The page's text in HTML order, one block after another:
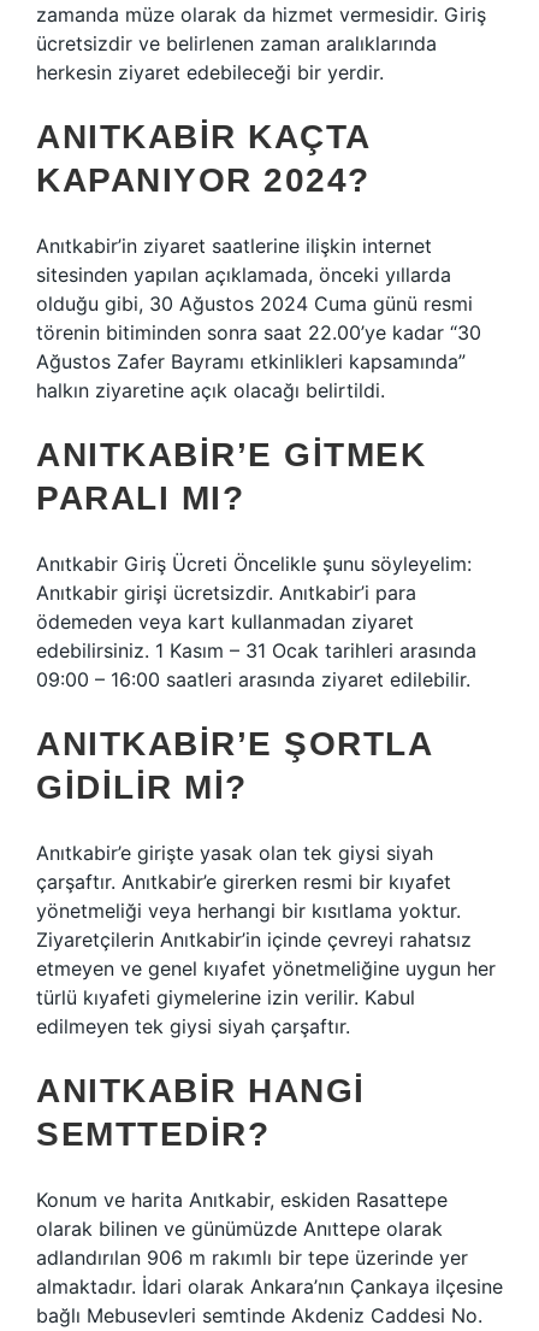
zamanda müze olarak da hizmet vermesidir. Giriş
ücretsizdir ve belirlenen zaman aralıklarında
herkesin ziyaret edebileceği bir yerdir.
ANITKABIR KAÇTA
KAPANIYOR 2024?
Anıtkabir’in ziyaret saatlerine ilişkin internet
sitesinden yapılan açıklamada, önceki yıllarda
olduğu gibi, 30 Ağustos 2024 Cuma günü resmi
törenin bitiminden sonra saat 22.00’ye kadar “30
Ağustos Zafer Bayramı etkinlikleri kapsamında”
halkın ziyaretine açık olacağı belirtildi.
ANITKABIR’E GITMEK
PARALI MI?
Anıtkabir Giriş Ücreti Öncelikle şunu söyleyelim:
Anıtkabir girişi ücretsizdir. Anıtkabir’i para
ödemeden veya kart kullanmadan ziyaret
edebilirsiniz. 1 Kasım – 31 Ocak tarihleri ​​arasında
09:00 – 16:00 saatleri arasında ziyaret edilebilir.
ANITKABIR’E ŞORTLA
GIDILIR MI?
Anıtkabir’e girişte yasak olan tek giysi siyah
çarşaftır. Anıtkabir’e girerken resmi bir kıyafet
yönetmeliği veya herhangi bir kısıtlama yoktur.
Ziyaretçilerin Anıtkabir’in içinde çevreyi rahatsız
etmeyen ve genel kıyafet yönetmeliğine uygun her
türlü kıyafeti giymelerine izin verilir. Kabul
edilmeyen tek giysi siyah çarşaftır.
ANITKABIR HANGI
SEMTTEDIR?
Konum ve harita Anıtkabir, eskiden Rasattepe
olarak bilinen ve günümüzde Anıttepe olarak
adlandırılan 906 m rakımlı bir tepe üzerinde yer
almaktadır. İdari olarak Ankara’nın Çankaya ilçesine
bağlı Mebusevleri semtinde Akdeniz Caddesi No.